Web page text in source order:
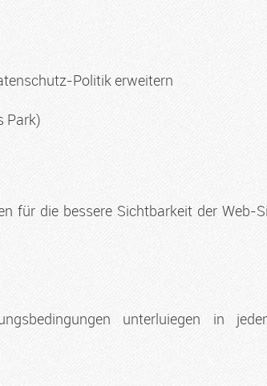
Politik erweitern
Park)
für die bessere Sichtbarkeit der Web-
unterluiegen in